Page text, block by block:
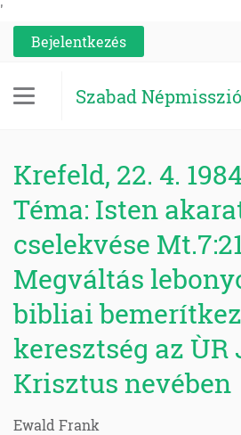
'
Bejelentkezés
Szabad Népmisszió
Krefeld, 22. 4.
Téma: Isten
cselekvése
Megváltás
bibliai
keresztség az ÙR
Krisztus nevében
Ewald Frank